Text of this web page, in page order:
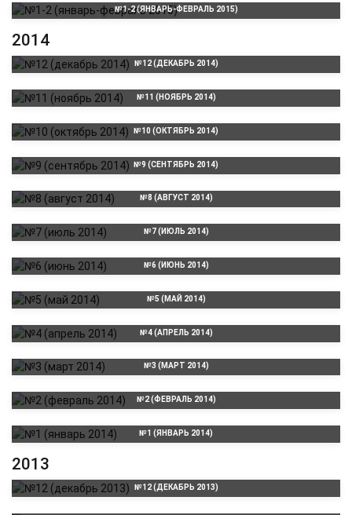
№1-2 (ЯНВАРЬ-ФЕВРАЛЬ 2015)
2014
№12 (ДЕКАБРЬ 2014)
№11 (НОЯБРЬ 2014)
№10 (ОКТЯБРЬ 2014)
№9 (СЕНТЯБРЬ 2014)
№8 (АВГУСТ 2014)
№7 (ИЮЛЬ 2014)
№6 (ИЮНЬ 2014)
№5 (МАЙ 2014)
№4 (АПРЕЛЬ 2014)
№3 (МАРТ 2014)
№2 (ФЕВРАЛЬ 2014)
№1 (ЯНВАРЬ 2014)
2013
№12 (ДЕКАБРЬ 2013)